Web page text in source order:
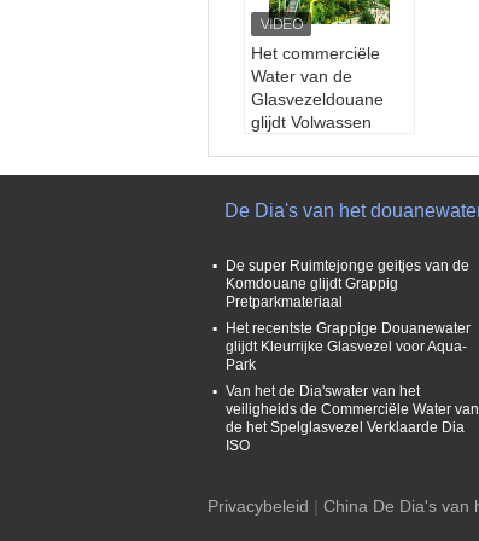
Het commerciële
Water van de
Glasvezeldouane
glijdt Volwassen
Grootte:Aangepast
wassenen
Gebied:Waterpark
De Dia's van het
De super Ruimtejonge geitjes van de
Komdouane glijdt Grappig
Pretparkmateriaal
Het recentste Grappige Douanewater
glijdt Kleurrijke Glasvezel voor Aqua-
Park
Van het de Dia'swater van het
veiligheids de Commerciële Water van
de het Spelglasvezel Verklaarde Dia
ISO
Privacybeleid | China De Dia's van